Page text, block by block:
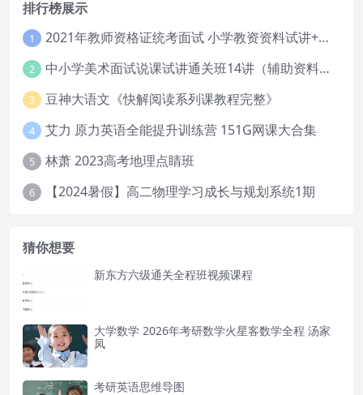
排行榜展示
1 2021年教师资格证统考面试 小学教资资料试讲+答辩
2 中小学美术面试说课试讲通关班14讲（辅助资料第一套）
3 豆神大语文《快解阅读系列课教程完整》
4 艾力 原力英语全能提升训练营 151G网课大合集
5 林萧 2023高考地理点睛班
6 【2024暑假】高二物理学习成长与规划系统1期
猜你想要
新东方六级通关全程班视频课程
大学数学 2026年考研数学火星客数学全程 汤家
凤
考研英语思维导图